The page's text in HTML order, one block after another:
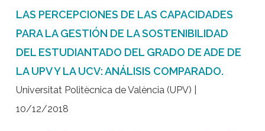
LAS PERCEPCIONES DE LAS CAPACIDADES
PARA LA GESTIÓN DE LA SOSTENIBILIDAD
DEL ESTUDIANTADO DEL GRADO DE ADE DE
LA UPV Y LA UCV: ANÁLISIS COMPARADO.
Universitat Politècnica de València (UPV) |
10/12/2018